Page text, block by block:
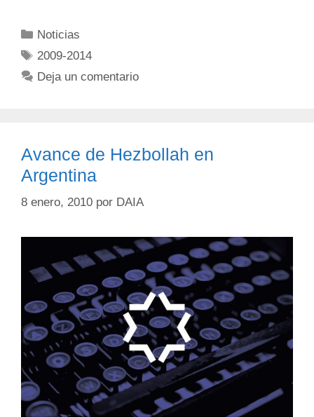
Noticias
2009-2014
Deja un comentario
Avance de Hezbollah en
Argentina
8 enero, 2010 por DAIA